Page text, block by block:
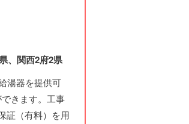
、関西2府2県
湯器を提供可
きます。工事
証（有料）を用